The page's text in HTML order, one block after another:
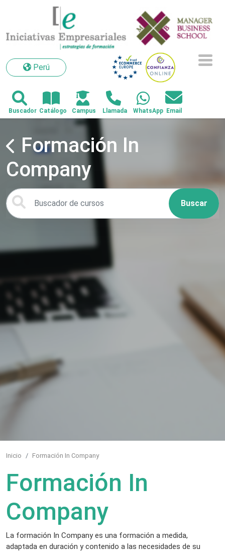
Perú
Perú
Formación In
Company
Buscar
Inicio Formación In Company
Formación In
Company
La formación In Company es una formación a medida,
adaptada en duración y contenido a las necesidades de su